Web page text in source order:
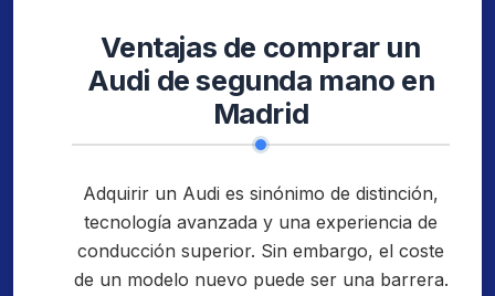
Ventajas de comprar un
Audi de segunda mano en
Madrid
Adquirir un Audi es sinónimo de distinción,
tecnología avanzada y una experiencia de
conducción superior. Sin embargo, el coste
de un modelo nuevo puede ser una barrera.